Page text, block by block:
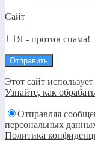
Сайт
Я - против спама!
Этот сайт
Узнайте, как
Отправляя
персональных
Политика